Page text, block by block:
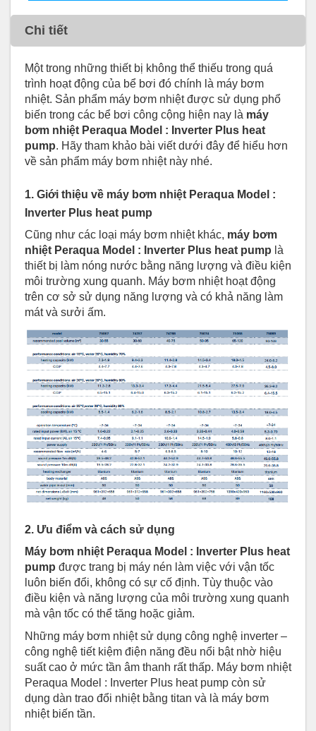
Chi tiết
Một trong những thiết bị không thể thiếu trong quá
trình hoạt động của bể bơi đó chính là máy bơm
nhiệt. Sản phẩm máy bơm nhiệt được sử dụng phổ
biến trong các bể bơi công cộng hiện nay là máy
bơm nhiệt Peraqua Model : Inverter Plus heat
pump. Hãy tham khảo bài viết dưới đây để hiểu hơn
về sản phẩm máy bơm nhiệt này nhé.
1. Giới thiệu về máy bơm nhiệt Peraqua Model :
Inverter Plus heat pump
Cũng như các loại máy bơm nhiệt khác, máy bơm
nhiệt Peraqua Model : Inverter Plus heat pump là
thiết bị làm nóng nước bằng năng lượng và điều kiện
môi trường xung quanh. Máy bơm nhiệt hoạt động
trên cơ sở sử dụng năng lượng và có khả năng làm
mát và sưởi ấm.
2. Ưu điểm và cách sử dụng
Máy bơm nhiệt Peraqua Model : Inverter Plus heat
pump được trang bị máy nén làm việc với vận tốc
luôn biến đổi, không có sự cố định. Tùy thuộc vào
điều kiện và năng lượng của môi trường xung quanh
mà vận tốc có thể tăng hoặc giảm.
Những máy bơm nhiệt sử dụng công nghệ inverter –
công nghệ tiết kiệm điện năng đều nổi bật nhờ hiệu
suất cao ở mức tần âm thanh rất thấp. Máy bơm nhiệt
Peraqua Model : Inverter Plus heat pump còn sử
dụng dàn trao đổi nhiệt bằng titan và là máy bơm
nhiệt biến tần.